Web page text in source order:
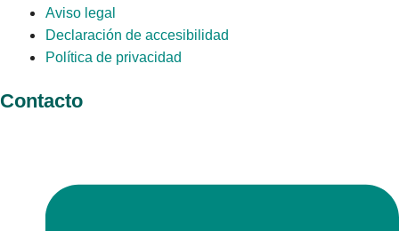
Aviso legal
Declaración de accesibilidad
Política de privacidad
Contacto